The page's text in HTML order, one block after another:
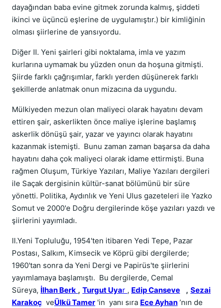
dayağından baba evine gitmek zorunda kalmış, şiddeti
ikinci ve üçüncü eşlerine de uygulamıştır.) bir kimliğinin
olması şiirlerine de yansıyordu.
Diğer II. Yeni şairleri gibi noktalama, imla ve yazım
kurlarına uymamak bu yüzden onun da hoşuna gitmişti.
Şiirde farklı çağrışımlar, farklı yerden düşünerek farklı
şekillerde anlatmak onun mizacına da uygundu.
Mülkiyeden mezun olan maliyeci olarak hayatını devam
ettiren şair, askerlikten önce maliye işlerine başlamış
askerlik dönüşü şair, yazar ve yayıncı olarak hayatını
kazanmak istemişti. Bunu zaman zaman başarsa da daha
hayatını daha çok maliyeci olarak idame ettirmişti. Buna
rağmen Oluşum, Türkiye Yazıları, Maliye Yazıları dergileri
ile Saçak dergisinin kültür-sanat bölümünü bir süre
yönetti. Politika, Aydınlık ve Yeni Ulus gazeteleri ile Yazko
Somut ve 2000'e Doğru dergilerinde köşe yazıları yazdı ve
şiirlerini yayımladı.
II.Yeni Topluluğu, 1954'ten itibaren Yedi Tepe, Pazar
Postası, Salkım, Kimsecik ve Köprü gibi dergilerde;
1960'tan sonra da Yeni Dergi ve Papirüs'te şiirlerini
yayımlamaya başlamıştı. Bu dergilerde, Cemal
Süreya, İlhan Berk , Turgut Uyar , Edip Canseve , Sezai
Karakoç veÜlkü Tamer 'in yanı sıra Ece Ayhan ’nın de